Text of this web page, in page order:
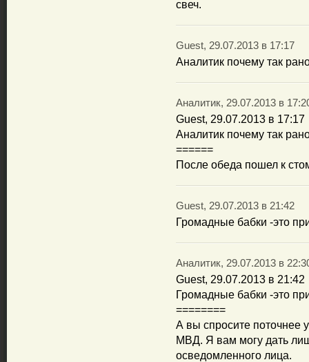
свеч.
Guest, 29.07.2013 в 17:17
Аналитик почему так
Аналитик, 29.07.2013 в
Guest, 29.07.2013 в 17:17
Аналитик почему так
======
После обеда пошел к
Guest, 29.07.2013 в 21:42
Громадные бабки -это
Аналитик, 29.07.2013 в
Guest, 29.07.2013 в 21:42
Громадные бабки -это
========
А вы спросите поточнее
МВД. Я вам могу дать
осведомленного лица.